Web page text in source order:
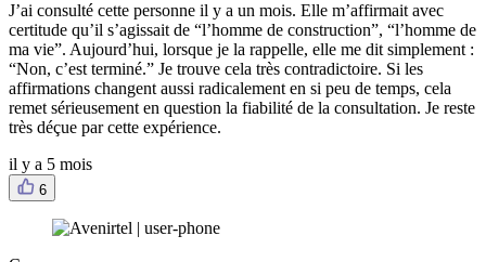
J’ai consulté cette personne il y a un mois. Elle m’affirmait avec
certitude qu’il s’agissait de “l’homme de construction”, “l’homme de
ma vie”. Aujourd’hui, lorsque je la rappelle, elle me dit simplement :
“Non, c’est terminé.” Je trouve cela très contradictoire. Si les
affirmations changent aussi radicalement en si peu de temps, cela
remet sérieusement en question la fiabilité de la consultation. Je reste
très déçue par cette expérience.
il y a 5 mois
6